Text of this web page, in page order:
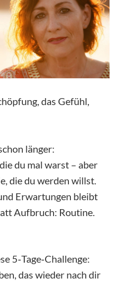
das Gefühl,
länger:
du mal warst – aber
die du werden willst.
Erwartungen bleibt
Aufbruch: Routine.
5‑Tage‑Challenge:
das wieder nach dir